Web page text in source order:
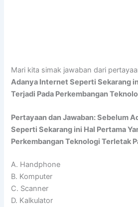
Mari kita simak jawaban dari
Adanya Internet Seperti Sekarang
Terjadi Pada Perkembangan
Pertayaan dan Jawaban: Sebelum
Seperti Sekarang ini Hal Pertama
Perkembangan Teknologi Terletak
A. Handphone
B. Komputer
C. Scanner
D. Kalkulator